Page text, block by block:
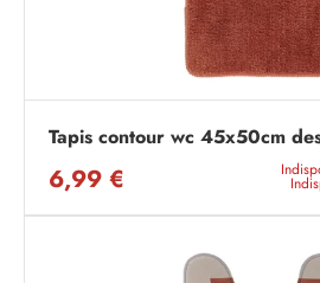
Tapis contour wc 45x50cm
6,99 €